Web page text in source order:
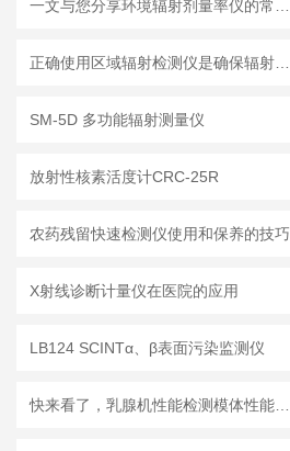
SM-5D 多功能辐射测量仪
放射性核素活度计CRC-25R
农药残留快速检测仪使用和保养的技巧
X射线诊断计量仪在医院的应用
LB124 SCINTα、β表面污染监测仪